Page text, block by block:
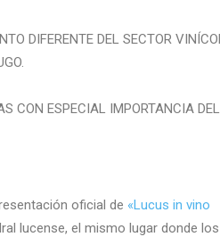
DIFERENTE DEL SECTOR
CON ESPECIAL IMPORTANCIA
oficial de «Lucus in vino
lucense, el mismo lugar donde los